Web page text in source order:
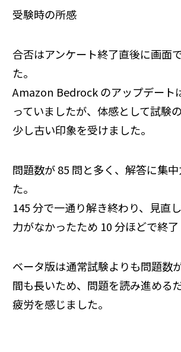
受験時の所感
合否はアンケート終了直後に画面
た。
Amazon Bedrock のアップデート
っていましたが、体感として試験
少し古い印象を受けました。
問題数が 85 問と多く、解答に集
た。
145 分で一通り解き終わり、見直
力がなかったため 10 分ほどで終了
ベータ版は通常試験よりも問題数
間も長いため、問題を読み進める
疲労を感じました。